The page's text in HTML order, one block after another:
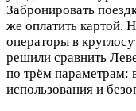
Забронировать
же оплатить картой.
операторы в
решили сравнить
по трём параметрам:
использования и